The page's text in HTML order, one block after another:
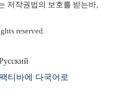
저작권법의 보호를 받는바,
reserved.
티바에 다국어로